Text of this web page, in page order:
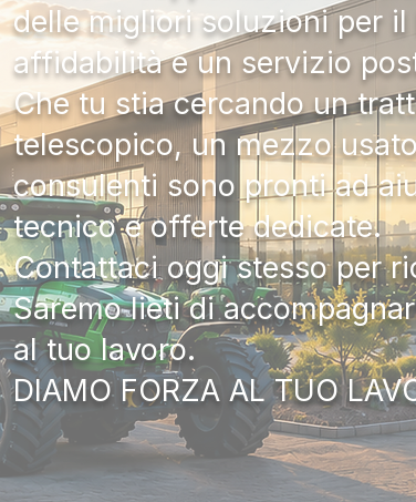
delle migliori soluzioni per
affidabilità e un servizio
Che tu stia cercando un
telescopico, un mezzo
consulenti sono pronti ad
tecnico e offerte dedicate.
Contattaci oggi stesso per
Saremo lieti di
al tuo lavoro.
DIAMO FORZA AL TUO